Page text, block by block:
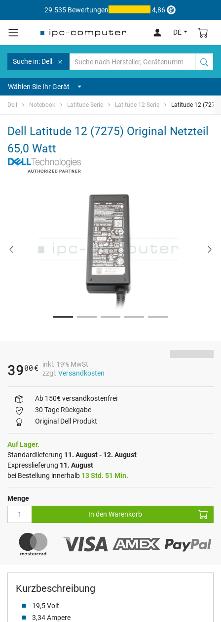
29.535 Bewertungen 4,86
DE
Suche in: Dell
Wählen Sie Ihr Gerät
Dell Notebook Latitude Serie Latitude 12 Serie Latitude 12 (7275)
Dell Latitude 12 (7275) Original Netzteil
65,0 Watt
Kurzbeschreibung
19,5 Volt
3,34 Ampere
3900 €
inkl. 19% MwSt
zzgl. Versandkosten
Ab 150€ versandkostenfrei
30 Tage Rückgabe
Original Dell Produkt
Auf Lager.
Standardlieferung 11. August - 12. August
Expresslieferung 11. August
bei Bestellung innerhalb 13 Std. 51 Min.
Menge
In den Warenkorb